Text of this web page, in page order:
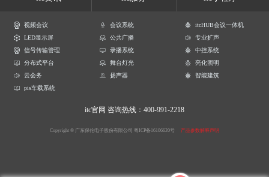
视频会议 会议系统
itcHUB会议一体机
LED显示屏
公共广播
专业扩声
信号传输管理
录播系统
中控系统
分布式平台
舞台灯光
亮化照明
云会务
扬声器
智能建筑
pis车载系统
itc官网 咨询热线：400-991-2218
Copyright © 广东保伦电子股份有限公司 粤ICP备16106620号 产品参数解释声明